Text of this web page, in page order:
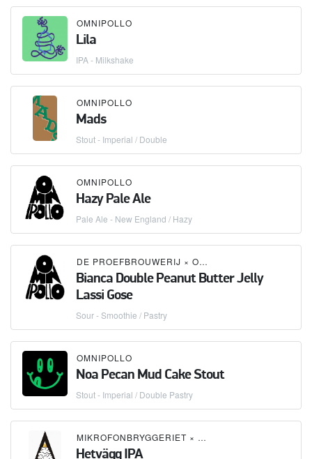
OMNIPOLLO
Lila
IPA - Milkshake
OMNIPOLLO
Mads
Stout - Imperial / Double
OMNIPOLLO
Hazy Pale Ale
Pale Ale - New England / Hazy
DE PROEFBROUWERIJ × OMNIPOLLO
Bianca Double Peanut Butter Jelly
Lassi Gose
Sour - Smoothie / Pastry
OMNIPOLLO
Noa Pecan Mud Cake Stout
Stout - Imperial / Double Pastry
MIKROFONBRYGGERIET × OMNIPOLLO
Hetvägg IPA